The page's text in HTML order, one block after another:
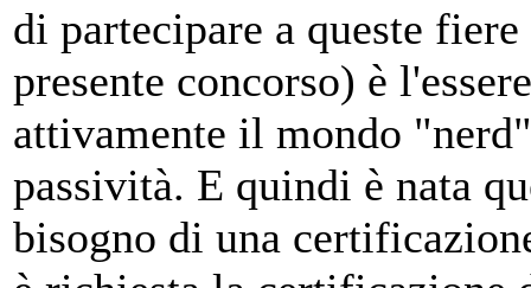
di partecipare a queste
presente concorso) è
attivamente il mondo
passività. E quindi è nata
bisogno di una